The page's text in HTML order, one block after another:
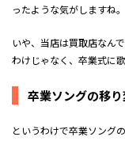
ったような気がしますね。
いや、当店は買取店なん
わけじゃなく、卒業式に
卒業ソングの移り
というわけで卒業ソング